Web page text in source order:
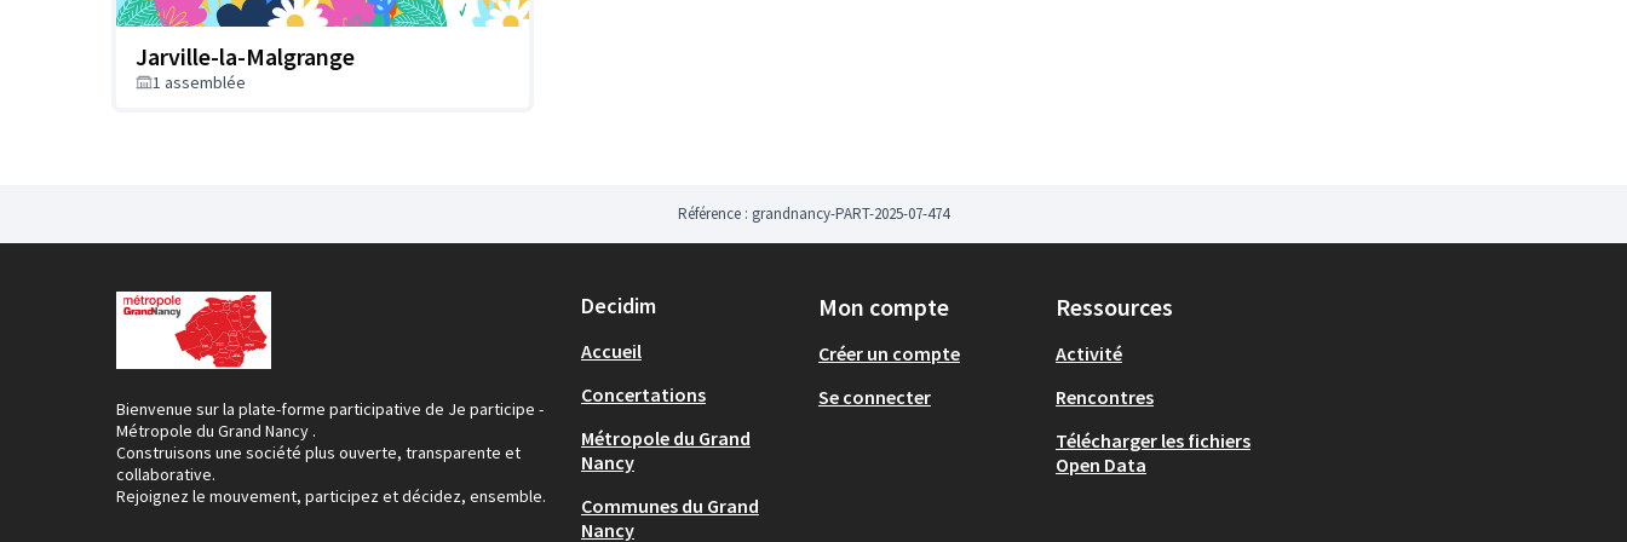
Bois deviendra un lieuaccessible, pédagogique et respectueux des écosystèmes
Dans cet esprit, le schéma d'aménagement du parc de Renémont repose sur plusieurs
principes:
Sensibiliserà la protection des oiseaux,
Fermer la limite sud du parc,
Créer une zone de détente
Installer une aire de pique-nique
agrèspour les enfants.
Jarville-la-Malgrange
1 assemblée
Référence : grandnancy-PART-2025-07-474
Bienvenue sur la plate-forme participative de Je participe -
Métropole du Grand Nancy .
Construisons une société plus ouverte, transparente et
collaborative.
Rejoignez le mouvement, participez et décidez, ensemble.
Decidim
Accueil
Concertations
Métropole du Grand
Nancy
Communes du Grand
Nancy
Mon compte
Créer un compte
Se connecter
Ressources
Activité
Rencontres
Télécharger les fichiers
Open Data